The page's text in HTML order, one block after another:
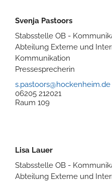
Svenja Pastoors
Stabsstelle OB -
Abteilung Externe und
Kommunikation
Pressesprecherin
s.pastoors@hockenheim.de
06205 212021
Raum 109
Lisa Lauer
Stabsstelle OB -
Abteilung Externe und